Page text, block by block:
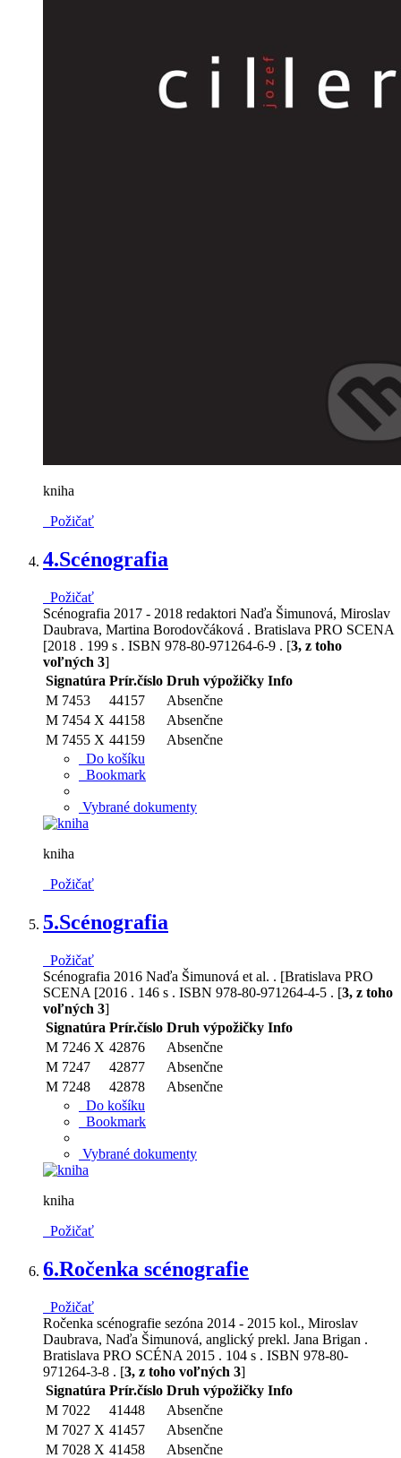
kniha
Požičať
4.Scénografia
Požičať
Scénografia 2017 - 2018 redaktori Naďa Šimunová, Miroslav
Daubrava, Martina Borodovčáková . Bratislava PRO SCENA
[2018 . 199 s . ISBN 978-80-971264-6-9 . [3, z toho
voľných 3]
Signatúra Prír.číslo Druh výpožičky Info
M 7453
44157
Absenčne
M 7454 X 44158
Absenčne
M 7455 X 44159
Absenčne
Do košíku
Bookmark
Vybrané dokumenty
kniha
Požičať
5.Scénografia
Požičať
Scénografia 2016 Naďa Šimunová et al. . [Bratislava PRO
SCENA [2016 . 146 s . ISBN 978-80-971264-4-5 . [3, z toho
voľných 3]
Signatúra Prír.číslo Druh výpožičky Info
M 7246 X 42876
Absenčne
M 7247
42877
Absenčne
M 7248
42878
Absenčne
Do košíku
Bookmark
Vybrané dokumenty
kniha
Požičať
6.Ročenka scénografie
Požičať
Ročenka scénografie sezóna 2014 - 2015 kol., Miroslav
Daubrava, Naďa Šimunová, anglický prekl. Jana Brigan .
Bratislava PRO SCÉNA 2015 . 104 s . ISBN 978-80-
971264-3-8 . [3, z toho voľných 3]
Signatúra Prír.číslo Druh výpožičky Info
M 7022
41448
Absenčne
M 7027 X 41457
Absenčne
M 7028 X 41458
Absenčne